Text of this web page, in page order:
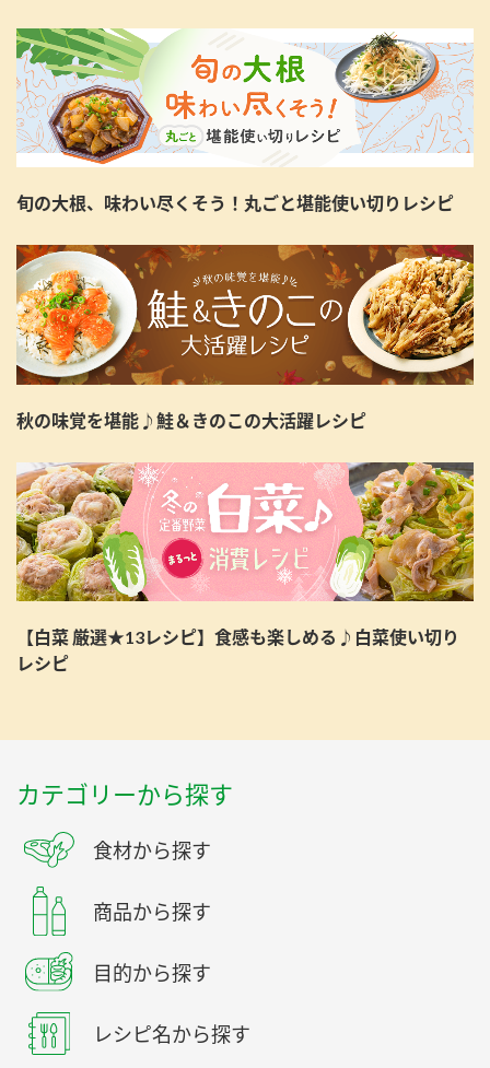
旬の大根、味わい尽くそう！丸ごと堪能使い切りレシピ
秋の味覚を堪能♪鮭＆きのこの大活躍レシピ
【白菜 厳選★13レシピ】食感も楽しめる♪白菜使い切り
レシピ
カテゴリーから探す
食材から探す
商品から探す
目的から探す
レシピ名から探す